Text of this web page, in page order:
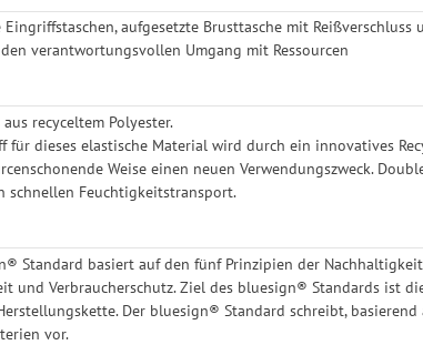
aufgesetzte Brusttasche mit
verantwortungsvollen Umgang mit Ressourcen
recyceltem Polyester.
für dieses elastische Material wird durch ein innovatives
Weise einen neuen Verwendungszweck.
schnellen Feuchtigkeitstransport.
Standard basiert auf den fünf Prinzipien der
und Verbraucherschutz. Ziel des bluesign® Standards ist
Der bluesign® Standard schreibt,
vor.